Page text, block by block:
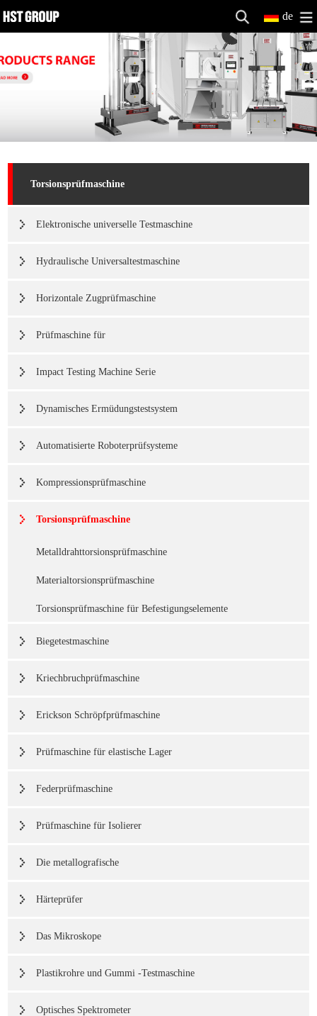
de
Torsionsprüfmaschine
Elektronische universelle Testmaschine
Hydraulische Universaltestmaschine
Horizontale Zugprüfmaschine
Prüfmaschine für
Impact Testing Machine Serie
Dynamisches Ermüdungstestsystem
Automatisierte Roboterprüfsysteme
Kompressionsprüfmaschine
Torsionsprüfmaschine
Metalldrahttorsionsprüfmaschine
Materialtorsionsprüfmaschine
Torsionsprüfmaschine für Befestigungselemente
Biegetestmaschine
Kriechbruchprüfmaschine
Erickson Schröpfprüfmaschine
Prüfmaschine für elastische Lager
Federprüfmaschine
Prüfmaschine für Isolierer
Die metallografische
Härteprüfer
Das Mikroskope
Plastikrohre und Gummi -Testmaschine
Optisches Spektrometer